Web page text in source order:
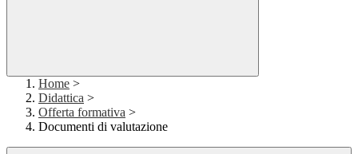
Home >
Didattica >
Offerta formativa >
Documenti di valutazione